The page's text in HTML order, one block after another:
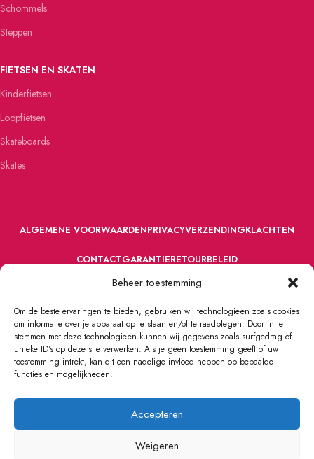
Beheer toestemming
Om de beste ervaringen te bieden, gebruiken wij technologieën zoals cookies
om informatie over je apparaat op te slaan en/of te raadplegen. Door in te
stemmen met deze technologieën kunnen wij gegevens zoals surfgedrag of
unieke ID's op deze site verwerken. Als je geen toestemming geeft of uw
toestemming intrekt, kan dit een nadelige invloed hebben op bepaalde
functies en mogelijkheden.
Accepteren
Weigeren
Schommels
Steppen
FIETSEN EN SKATEN
Kinderfietsen
Loopfietsen
Skateboards
Skates
ALGEMENE VOORWAARDENPRIVACYVERZENDINGKLACHTEN
CONTACTGARANTIERETOURBELEID
VOORDEFUN.NL 2022 Powered by Handelsonderneming MELS.